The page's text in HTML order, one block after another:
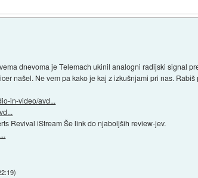
dnevoma je Telemach ukinil analogni radijski signal
našel. Ne vem pa kako je kaj z izkušnjami pri nas.
in-video/avd...
Revival iStream Še link do njaboljših review-jev.
)